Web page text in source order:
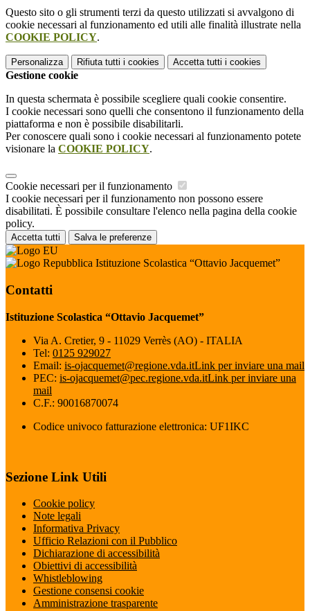
Questo sito o gli strumenti terzi da questo utilizzati si avvalgono di
cookie necessari al funzionamento ed utili alle finalità illustrate nella
COOKIE POLICY.
Personalizza Rifiuta tutti i cookies Accetta tutti i cookies
Gestione cookie
In questa schermata è possibile scegliere quali cookie consentire.
I cookie necessari sono quelli che consentono il funzionamento della
piattaforma e non è possibile disabilitarli.
Per conoscere quali sono i cookie necessari al funzionamento potete
visionare la COOKIE POLICY.
Cookie necessari per il funzionamento
I cookie necessari per il funzionamento non possono essere
disabilitati. È possibile consultare l'elenco nella pagina della cookie
policy.
Accetta tutti Salva le preferenze
Istituzione Scolastica “Ottavio Jacquemet”
Contatti
Istituzione Scolastica “Ottavio Jacquemet”
Via A. Cretier, 9 - 11029 Verrès (AO) - ITALIA
Tel: 0125 929027
Email: is-ojacquemet@regione.vda.itLink per inviare una mail
PEC: is-ojacquemet@pec.regione.vda.itLink per inviare una
mail
C.F.: 90016870074
Codice univoco fatturazione elettronica: UF1IKC
Sezione Link Utili
Cookie policy
Note legali
Informativa Privacy
Ufficio Relazioni con il Pubblico
Dichiarazione di accessibilità
Obiettivi di accessibilità
Whistleblowing
Gestione consensi cookie
Amministrazione trasparente